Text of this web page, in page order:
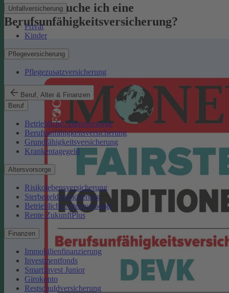
Unfallversicherung
Privat
Kinder
Pflegeversicherung
Pflegezusatzversicherung
Beruf, Alter & Finanzen
Beruf
Betriebliche Altersvorsorge
Berufsunfähigkeitsversicherung
Grundfähigkeitsversicherung
Krankentagegeld
Altersvorsorge
Risikolebensversicherung
Sterbegeldversicherung
Betriebliche Altersvorsorge
Rente ZukunftPlus
Finanzen
Immobilienfinanzierung
Investmentfonds
SmartInvest Junior
Girokonto
Restschuldversicherung
Warum brauche ich eine
Berufsunfähigkeitsversicherung?